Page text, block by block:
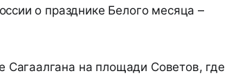
о празднике Белого месяца –
на площади Советов, где